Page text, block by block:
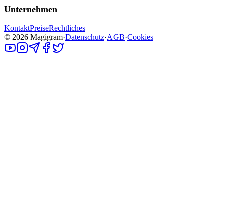
Unternehmen
KontaktPreiseRechtliches
© 2026 Magigram·Datenschutz·AGB·Cookies